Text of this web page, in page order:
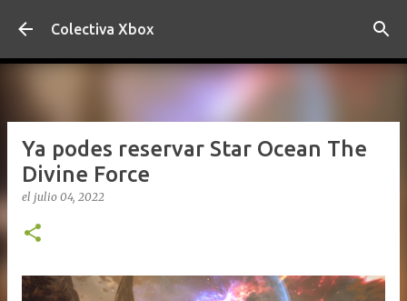
Ir al contenido principal
Colectiva Xbox
Ya podes reservar Star Ocean The
Divine Force
el julio 04, 2022